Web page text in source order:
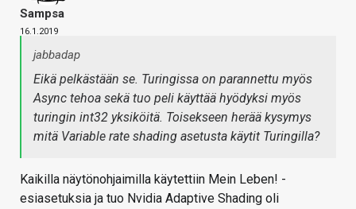
Sampsa
16.1.2019
jabbadap
Eikä pelkästään se. Turingissa on parannettu myös
Async tehoa sekä tuo peli käyttää hyödyksi myös
turingin int32 yksiköitä. Toisekseen herää kysymys
mitä Variable rate shading asetusta käytit Turingilla?
Kaikilla näytönohjaimilla käytettiin Mein Leben! -
esiasetuksia ja tuo Nvidia Adaptive Shading oli